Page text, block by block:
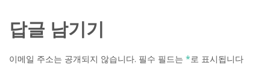
답글 남기기
이메일 주소는 공개되지 않습니다. 필수 필드는 *로 표시됩니다